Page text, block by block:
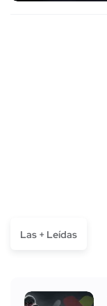
Las + Leídas